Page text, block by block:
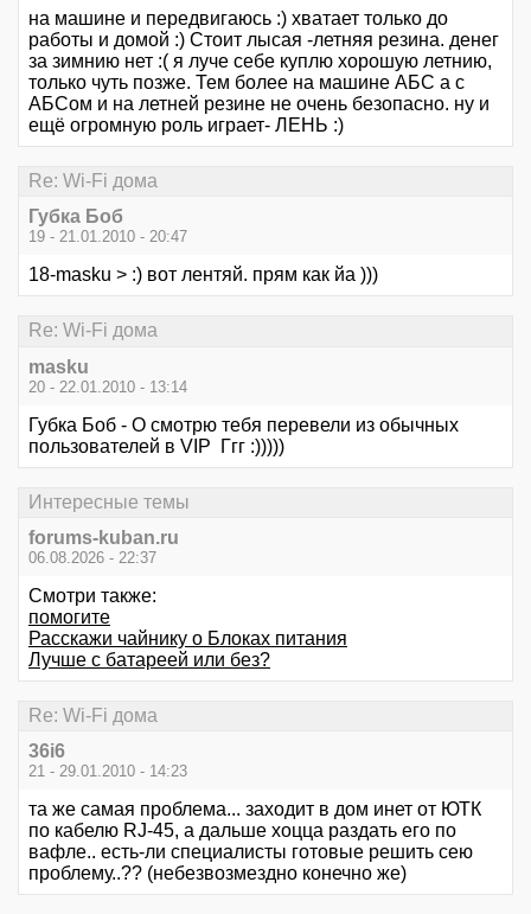
на машине и передвигаюсь :) хватает только до
работы и домой :) Стоит лысая -летняя резина. денег
за зимнию нет :( я луче себе куплю хорошую летнию,
только чуть позже. Тем более на машине АБС а с
АБСом и на летней резине не очень безопасно. ну и
ещё огромную роль играет- ЛЕНЬ :)
Re: Wi-Fi дома
Губка Боб
19 - 21.01.2010 - 20:47
18-masku > :) вот лентяй. прям как йа )))
Re: Wi-Fi дома
masku
20 - 22.01.2010 - 13:14
Губка Боб - О смотрю тебя перевели из обычных
пользователей в VIP Ггг :)))))
Интересные темы
forums-kuban.ru
06.08.2026 - 22:37
Смотри также:
помогите
Расскажи чайнику о Блоках питания
Лучше с батареей или без?
Re: Wi-Fi дома
36i6
21 - 29.01.2010 - 14:23
та же самая проблема... заходит в дом инет от ЮТК
по кабелю RJ-45, а дальше хоцца раздать его по
вафле.. есть-ли специалисты готовые решить сею
проблему..?? (небезвозмездно конечно же)